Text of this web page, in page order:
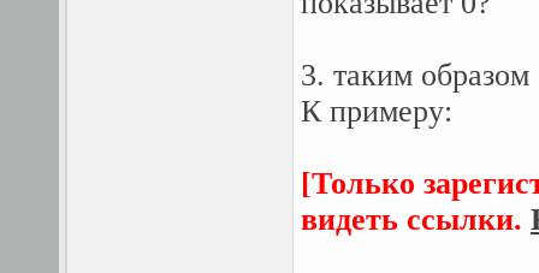
3. таким
К примеру:
[Только
видеть ссылки.